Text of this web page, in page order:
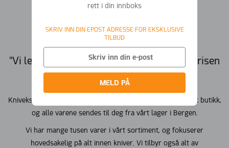
rett i din innboks
SKRIV INN DIN EPOST ADRESSE FOR EKSKLUSIVE
TILBUD
MELD PÅ
OM KNIVEKSPERTEN.NO
"Vi leverer de beste knivene til den rette prisen
- fra hele verden, til hele Norge."
Kniveksperten.no er en spesialbutikk på nett. Vi er en norsk butikk,
og alle varene sendes til deg fra vårt lager i Bergen.
Vi har mange tusen varer i vårt sortiment, og fokuserer
hovedsakelig på alt innen kniver. Vi tilbyr også alt av